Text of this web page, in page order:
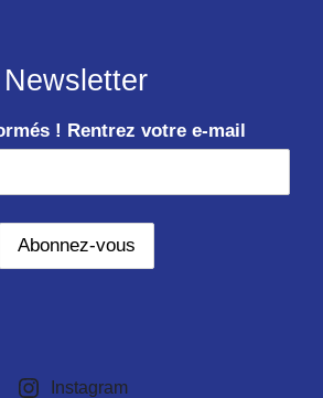
Newsletter
! Rentrez votre e-mail
Instagram